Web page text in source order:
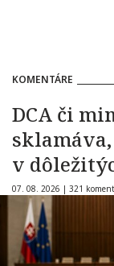
KOMENTÁRE
DCA či
v
07. 08. 2026 | 321